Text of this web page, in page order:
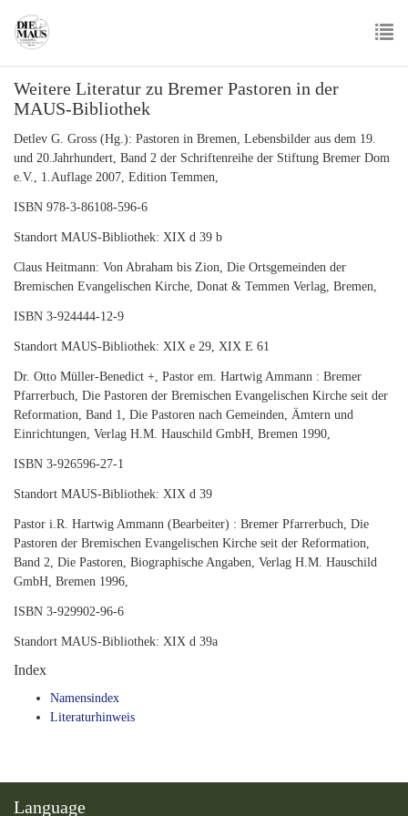
main
Weitere Literatur zu Bremer Pastoren in der
MAUS-Bibliothek
Detlev G. Gross (Hg.): Pastoren in Bremen, Lebensbilder aus dem 19.
und 20.Jahrhundert, Band 2 der Schriftenreihe der Stiftung Bremer Dom
e.V., 1.Auflage 2007, Edition Temmen,
ISBN 978-3-86108-596-6
Standort MAUS-Bibliothek: XIX d 39 b
Claus Heitmann: Von Abraham bis Zion, Die Ortsgemeinden der
Bremischen Evangelischen Kirche, Donat & Temmen Verlag, Bremen,
ISBN 3-924444-12-9
Standort MAUS-Bibliothek: XIX e 29, XIX E 61
Dr. Otto Müller-Benedict +, Pastor em. Hartwig Ammann : Bremer
Pfarrerbuch, Die Pastoren der Bremischen Evangelischen Kirche seit der
Reformation, Band 1, Die Pastoren nach Gemeinden, Ämtern und
Einrichtungen, Verlag H.M. Hauschild GmbH, Bremen 1990,
ISBN 3-926596-27-1
Standort MAUS-Bibliothek: XIX d 39
Pastor i.R. Hartwig Ammann (Bearbeiter) : Bremer Pfarrerbuch, Die
Pastoren der Bremischen Evangelischen Kirche seit der Reformation,
Band 2, Die Pastoren, Biographische Angaben, Verlag H.M. Hauschild
GmbH, Bremen 1996,
ISBN 3-929902-96-6
Standort MAUS-Bibliothek: XIX d 39a
Index
Namensindex
Literaturhinweis
Language